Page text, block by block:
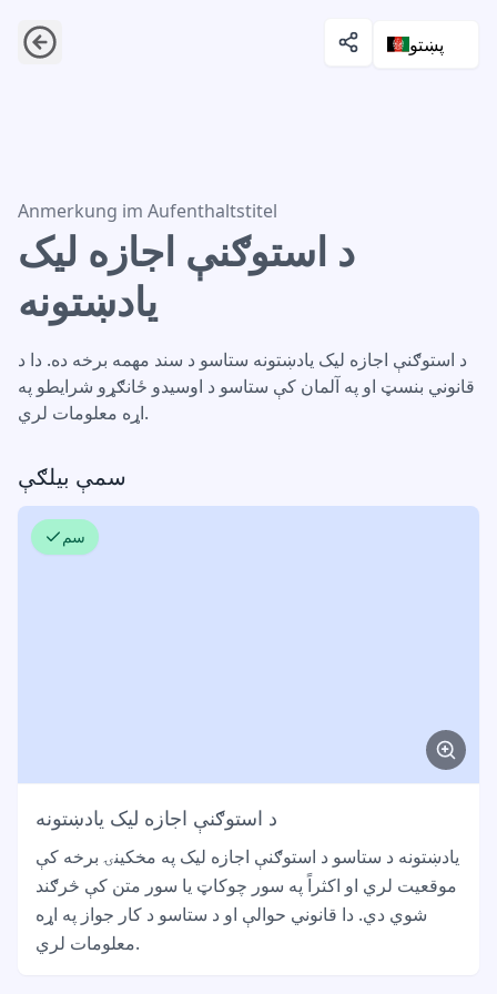
پښتو
د استوګنې اجازه لیک یادښتونه
Anmerkung im Aufenthaltstitel
د استوګنې اجازه لیک
یادښتونه
د استوګنې اجازه لیک یادښتونه ستاسو د سند مهمه برخه ده. دا د
قانوني بنسټ او په آلمان کې ستاسو د اوسیدو ځانګړو شرایطو په
اړه معلومات لري.
سمې بیلګې
سم
د استوګنې اجازه لیک یادښتونه
یادښتونه د ستاسو د استوګنې اجازه لیک په مخکینۍ برخه کې
موقعیت لري او اکثراً په سور چوکاټ یا سور متن کې څرګند
شوي دي. دا قانوني حوالې او د ستاسو د کار جواز په اړه
معلومات لري.